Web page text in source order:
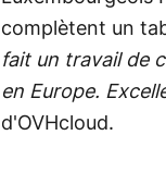
complètent un
fait un travail de
en Europe.
d'OVHcloud.